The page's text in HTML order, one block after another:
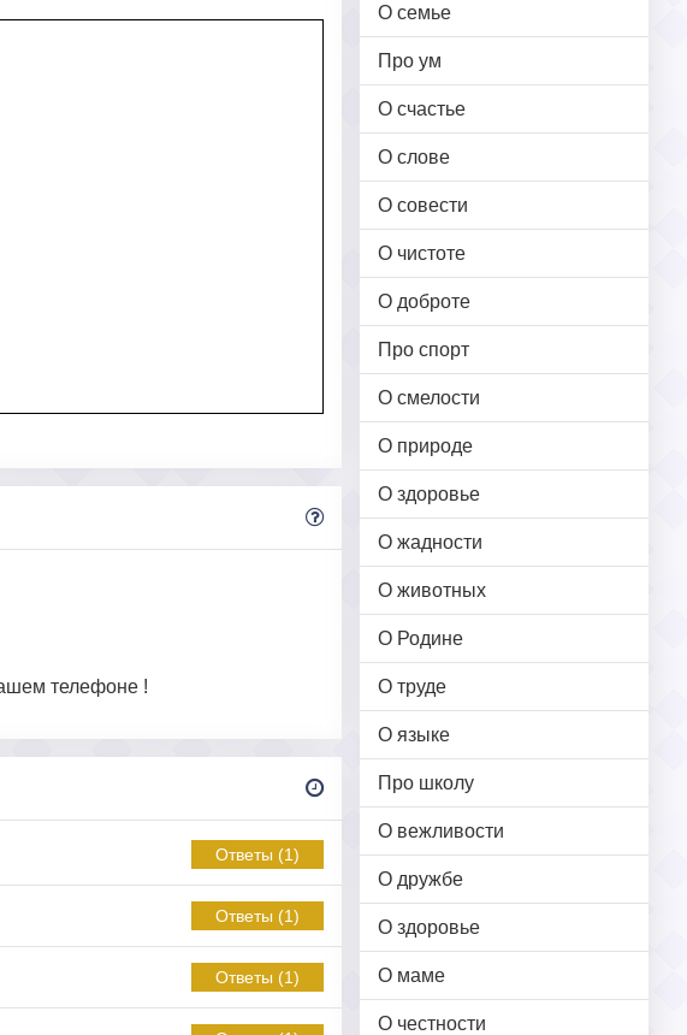
О семье
Про ум
О счастье
О слове
О совести
О чистоте
О доброте
Про спорт
О смелости
О природе
О здоровье
О жадности
О животных
О Родине
О труде
О языке
Про школу
О вежливости
О дружбе
О здоровье
О маме
О честности
телефоне !
Ответы (1)
Ответы (1)
Ответы (1)